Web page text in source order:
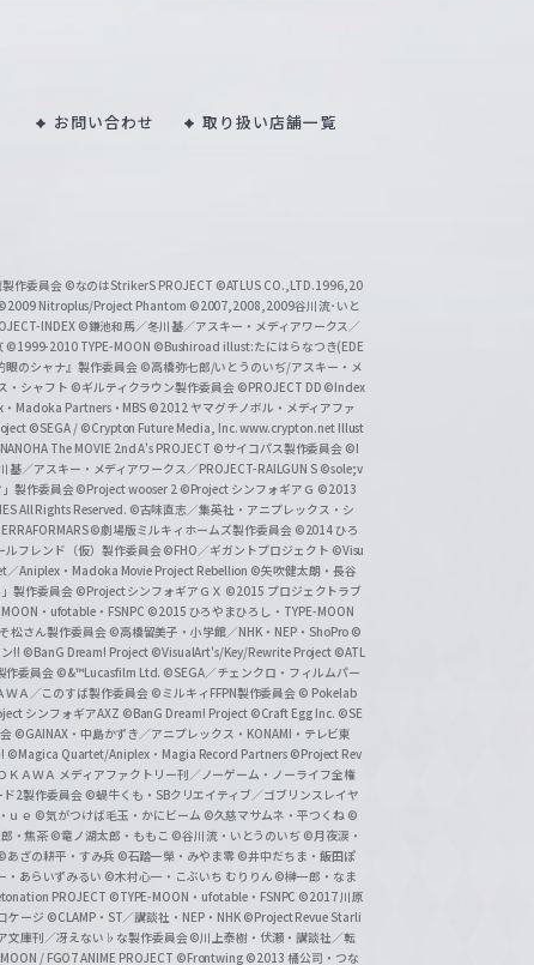
お問い合わせ 取り扱い店舗一覧
作委員会 ©なのはStrikerS PROJECT ©ATLUS CO.,LTD.1996,20
Nitroplus/Project Phantom ©2007,2008,2009谷川流･いと
INDEX ©鎌池和馬／冬川基／アスキー・メディアワークス／
©1999-2010 TYPE-MOON ©Bushiroad illust:たにはらなつき(EDE
のシャナ』製作委員会 ©高橋弥七郎/いとうのいぢ/アスキー・メ
・シャフト ©ギルティクラウン製作委員会 ©PROJECT DD ©Index
Madoka Partners・MBS ©2012 ヤマグチノボル・メディアファ
©SEGA / ©Crypton Future Media, Inc. www.crypton.net Illust
The MOVIE 2nd A's PROJECT ©サイコパス製作委員会 ©I
基／アスキー・メディアワークス／PROJECT-RAILGUN S ©sole;v
製作委員会©Project wooser 2 ©Project シンフォギアＧ ©2013
All Rights Reserved. ©古味直志／集英社・アニプレックス・シ
©劇場版ミルキィホームズ製作委員会 ©2014 ひろ
フレンド（仮）製作委員会©FHO／ギガントプロジェクト ©Visu
Aniplex・Madoka Movie Project Rebellion ©矢吹健太朗・長谷
製作委員会 ©Project シンフォギアＧＸ ©2015 プロジェクトラブ
・ufotable・FSNPC ©2015 ひろやまひろし・TYPE-MOON
松さん製作委員会 ©高橋留美子・小学館／NHK・NEP・ShoPro ©
!! ©BanG Dream! Project ©VisualArt's/Key/Rewrite Project ©ATL
作委員会 ©&™Lucasfilm Ltd. ©SEGA／チェンクロ・フィルムパー
Ａ／このすば製作委員会 ©ミルキィFFPN製作委員会 © Pokelab
シンフォギアAXZ ©BanG Dream! Project ©Craft Egg Inc. ©SE
©GAINAX・中島かずき／アニプレックス・KONAMI・テレビ東
©Magica Quartet/Aniplex・Magia Record Partners ©Project Rev
ＡＷＡ メディアファクトリー刊／ノーゲーム・ノーライフ全権
2製作委員会 ©蝸牛くも・SBクリエイティブ／ゴブリンスレイヤ
ｕｅ ©気がつけば毛玉・かにビーム ©久慈マサムネ・平つくね ©
・焦茶 ©竜ノ湖太郎・ももこ ©谷川流・いとうのいぢ ©月夜涙・
あざの耕平・すみ兵 ©石踏一榮・みやま零 ©井中だちま・飯田ぽ
・あらいずみるい ©木村心一・こぶいち むりりん ©榊一郎・なま
PROJECT ©TYPE-MOON・ufotable・FSNPC ©2017 川原
ケージ ©CLAMP・ST／講談社・NEP・NHK ©Project Revue Starli
庫刊／冴えない♭な製作委員会©川上泰樹・伏瀬・講談社／転
/ FGO7 ANIME PROJECT ©Frontwing ©2013 橘公司・つな